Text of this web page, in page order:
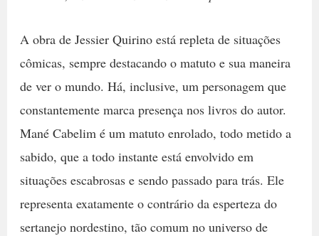
A obra de Jessier Quirino está repleta de situações
cômicas, sempre destacando o matuto e sua maneira
de ver o mundo. Há, inclusive, um personagem que
constantemente marca presença nos livros do autor.
Mané Cabelim é um matuto enrolado, todo metido a
sabido, que a todo instante está envolvido em
situações escabrosas e sendo passado para trás. Ele
representa exatamente o contrário da esperteza do
sertanejo nordestino, tão comum no universo de